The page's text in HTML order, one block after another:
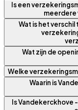
Is een
meerdere
Wat is het
Wat zijn de
Welke
Waarin is
Is Vandekerckhove